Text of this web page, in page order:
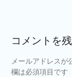
ョ
ン
コメントを
メールアドレスが
欄は必須項目です